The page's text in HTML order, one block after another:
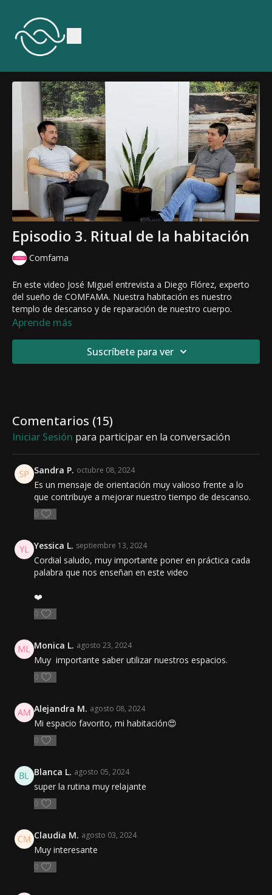
Episodio 3. Ritual de la habitación
Comfama
En este video José Miguel entrevista a Diego Flórez, experto
del sueño de COMFAMA. Nuestra habitación es nuestro
templo de descanso y de reparación de nuestro cuerpo.
Aprende más
Suscríbete para ver
Comentarios (15)
Iniciar Sesión para participar en la conversación
Sandra P. octubre 08, 2024
Es un mensaje de orientación muy valioso frente a lo
que contribuye a mejorar nuestro tiempo de descanso.
0
Yessica L. septiembre 13, 2024
Cordial saludo, muy importante poner en práctica cada
palabra que nos enseñan en este video
❤️
0
Monica L. agosto 23, 2024
Muy importante saber utilizar nuestros espacios.
0
Alejandra M. agosto 08, 2024
Mi espacio favorito, mi habitación😍
0
Blanca L. agosto 05, 2024
super la rutina muy relajante
0
Claudia M. agosto 03, 2024
Muy interesante
0